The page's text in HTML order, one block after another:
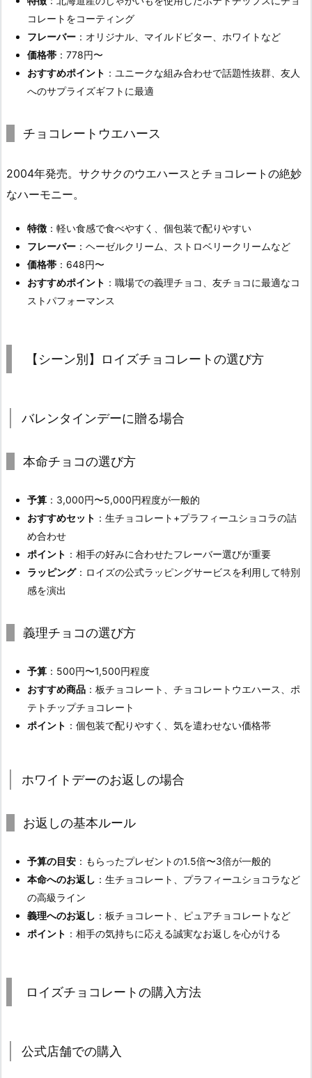
コレートをコーティング
フレーバー ：オリジナル、マイルドビター、ホワイトなど
価格帯 ：778円〜
おすすめポイント ：ユニークな組み合わせで話題性抜群、友人
へのサプライズギフトに最適
チョコレートウエハース
2004年発売。サクサクのウエハースとチョコレートの絶妙
なハーモニー。
特徴 ：軽い食感で食べやすく、個包装で配りやすい
フレーバー ：ヘーゼルクリーム、ストロベリークリームなど
価格帯 ：648円〜
おすすめポイント ：職場での義理チョコ、友チョコに最適なコ
ストパフォーマンス
【シーン別】ロイズチョコレートの選び方
バレンタインデーに贈る場合
本命チョコの選び方
予算 ：3,000円〜5,000円程度が一般的
おすすめセット ：生チョコレート+プラフィーユショコラの詰
め合わせ
ポイント ：相手の好みに合わせたフレーバー選びが重要
ラッピング：ロイズの公式ラッピングサービスを利用して特別
感を演出
義理チョコの選び方
予算 ：500円〜1,500円程度
おすすめ商品 ：板チョコレート、チョコレートウエハース、ポ
テトチップチョコレート
ポイント ：個包装で配りやすく、気を遣わせない価格帯
ホワイトデーのお返しの場合
お返しの基本ルール
予算の目安 ：もらったプレゼントの1.5倍〜3倍が一般的
本命へのお返し ：生チョコレート、プラフィーユショコラなど
の高級ライン
義理へのお返し ：板チョコレート、ピュアチョコレートなど
ポイント ：相手の気持ちに応える誠実なお返しを心がける
ロイズチョコレートの購入方法
公式店舗での購入